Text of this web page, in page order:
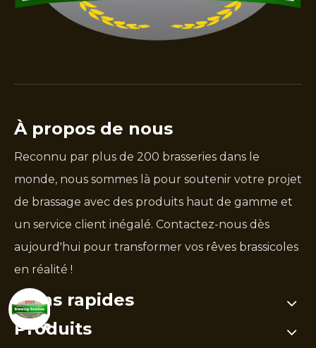
À propos de nous
Reconnu par plus de 200 brasseries dans le
monde, nous sommes là pour soutenir votre projet
de brassage avec des produits haut de gamme et
un service client inégalé. Contactez-nous dès
aujourd'hui pour transformer vos rêves brassicoles
en réalité !
Liens rapides
Produits